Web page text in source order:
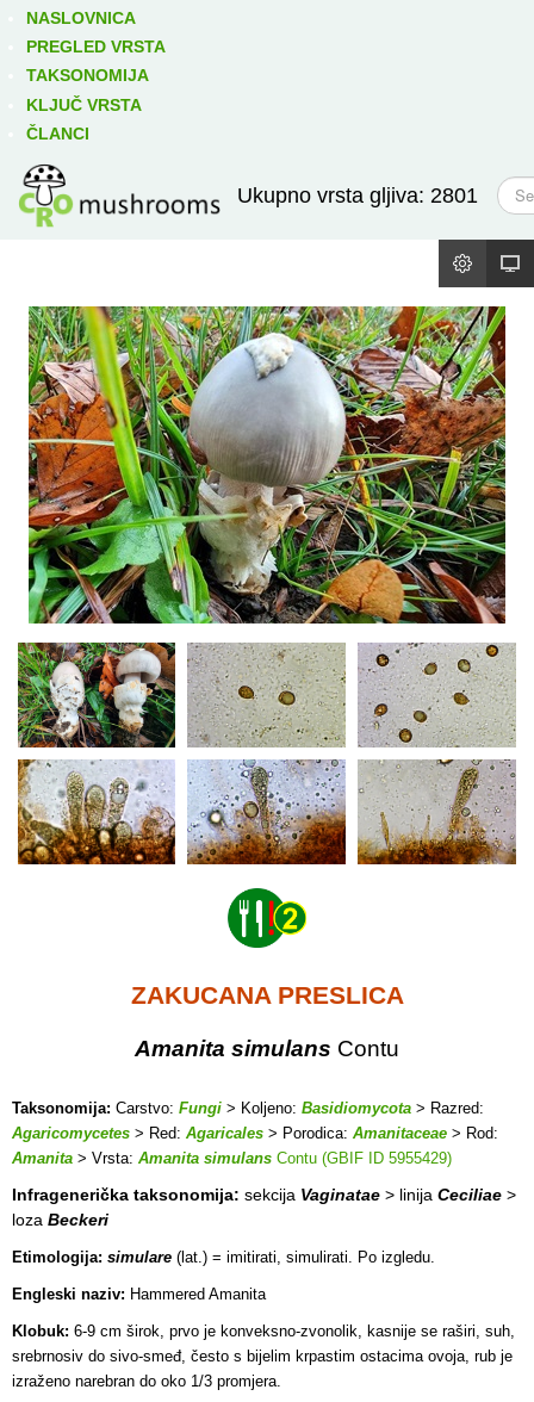
NASLOVNICA
PREGLED VRSTA
TAKSONOMIJA
KLJUČ VRSTA
ČLANCI
Ukupno vrsta gljiva: 2801
T
r
ž
ZAKUCANA PRESLICA
Amanita simulans Contu
Taksonomija: Carstvo: Fungi > Koljeno: Basidiomycota > Razred:
Agaricomycetes > Red: Agaricales > Porodica: Amanitaceae > Rod:
Amanita > Vrsta: Amanita simulans Contu (GBIF ID 5955429)
Infragenerička taksonomija: sekcija Vaginatae > linija Ceciliae >
loza Beckeri
Etimologija: simulare (lat.) = imitirati, simulirati. Po izgledu.
Engleski naziv: Hammered Amanita
Klobuk: 6-9 cm širok, prvo je konveksno-zvonolik, kasnije se raširi, suh,
srebrnosiv do sivo-smeđ, često s bijelim krpastim ostacima ovoja, rub je
izraženo narebran do oko 1/3 promjera.
Izravno podređene niže takse: